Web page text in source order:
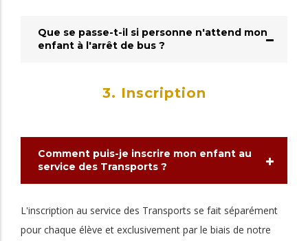
Que se passe-t-il si personne n'attend mon
enfant à l'arrêt de bus ?
3. Inscription
Comment puis-je inscrire mon enfant au
service des Transports ?
L'inscription au service des Transports se fait séparément
pour chaque élève et exclusivement par le biais de notre